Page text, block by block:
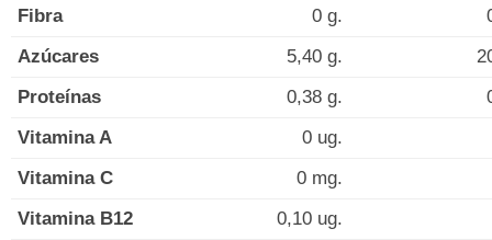
Fibra
0 g.
Azúcares
5,40 g.
Proteínas
0,38 g.
Vitamina A
0 ug.
Vitamina C
0 mg.
Vitamina B12
0,10 ug.